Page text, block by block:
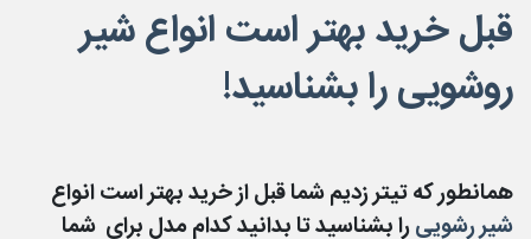
قبل خرید بهتر است انواع شیر
روشویی را بشناسید!
همانطور که تیتر زدیم شما قبل از خرید بهتر است انواع
شیر رشوییرا بشناسید تا بدانید کدام مدل برای شما